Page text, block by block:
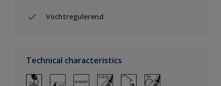
Vochtregulerend
Technical characteristics